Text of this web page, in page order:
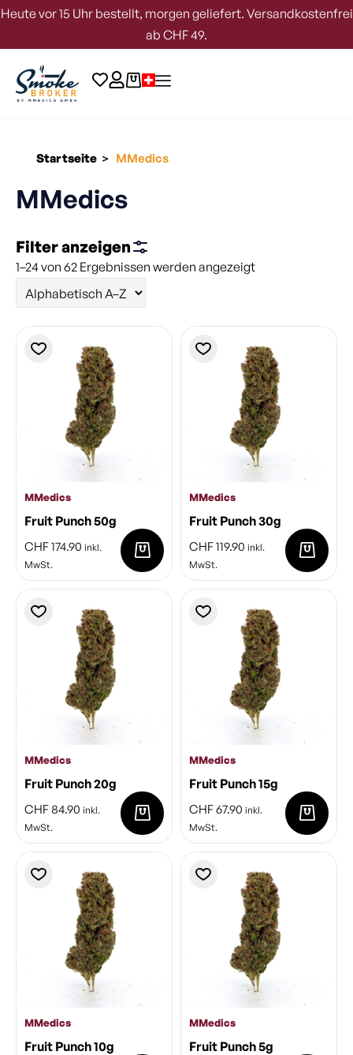
Heute vor 15 Uhr bestellt, morgen geliefert. Versandkostenfrei
ab CHF 49.
Startseite > MMedics
MMedics
Filter anzeigen
1–24 von 62 Ergebnissen werden angezeigt
MMedics
Fruit Punch 50g
CHF174.90 inkl.
MwSt.
MMedics
Fruit Punch 30g
CHF119.90 inkl.
MwSt.
MMedics
Fruit Punch 20g
CHF 84.90 inkl.
MwSt.
MMedics
Fruit Punch 15g
CHF67.90 inkl.
MwSt.
MMedics
Fruit Punch 10g
MMedics
Fruit Punch 5g